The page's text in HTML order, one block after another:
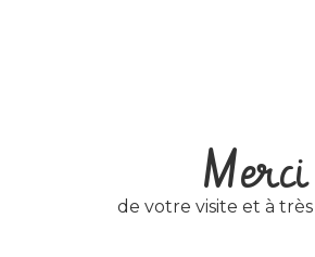
Merci
de votre visite et à